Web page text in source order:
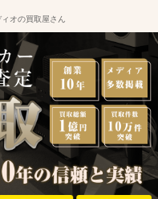
オの買取屋さん